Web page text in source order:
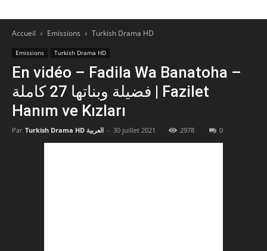
Accueil Emissions Turkish Drama HD
Emissions Turkish Drama HD
En vidéo – Fadila Wa Banatoha –
فضيلة وبناتها 27 كاملة | Fazilet
Hanım ve Kızları
Par Turkish Drama HD العربية - 30 juillet 2021 2978 0